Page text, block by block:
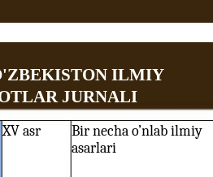
ILMIY
JURNALI
XV asr
Bir necha o’nlab ilmiy
asarlari